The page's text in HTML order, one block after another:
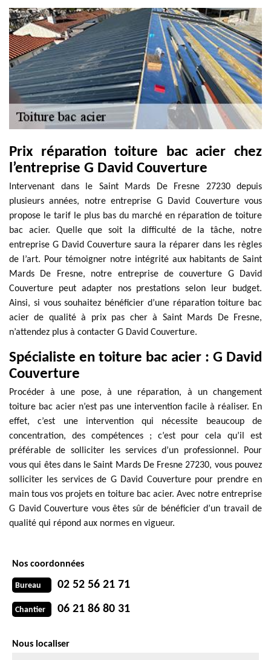
Prix réparation toiture bac acier chez
l’entreprise G David Couverture
Intervenant dans le Saint Mards De Fresne 27230 depuis
plusieurs années, notre entreprise G David Couverture vous
propose le tarif le plus bas du marché en réparation de toiture
bac acier. Quelle que soit la difficulté de la tâche, notre
entreprise G David Couverture saura la réparer dans les règles
de l’art. Pour témoigner notre intégrité aux habitants de Saint
Mards De Fresne, notre entreprise de couverture G David
Couverture peut adapter nos prestations selon leur budget.
Ainsi, si vous souhaitez bénéficier d’une réparation toiture bac
acier de qualité à prix pas cher à Saint Mards De Fresne,
n’attendez plus à contacter G David Couverture.
Spécialiste en toiture bac acier : G David
Couverture
Procéder à une pose, à une réparation, à un changement
toiture bac acier n’est pas une intervention facile à réaliser. En
effet, c’est une intervention qui nécessite beaucoup de
concentration, des compétences ; c’est pour cela qu’il est
préférable de solliciter les services d’un professionnel. Pour
vous qui êtes dans le Saint Mards De Fresne 27230, vous pouvez
solliciter les services de G David Couverture pour prendre en
main tous vos projets en toiture bac acier. Avec notre entreprise
G David Couverture vous êtes sûr de bénéficier d’un travail de
qualité qui répond aux normes en vigueur.
Nos coordonnées
Bureau 02 52 56 21 71
Chantier 06 21 86 80 31
Nous localiser